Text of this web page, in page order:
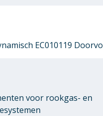
EC010119
voor rookgas- en